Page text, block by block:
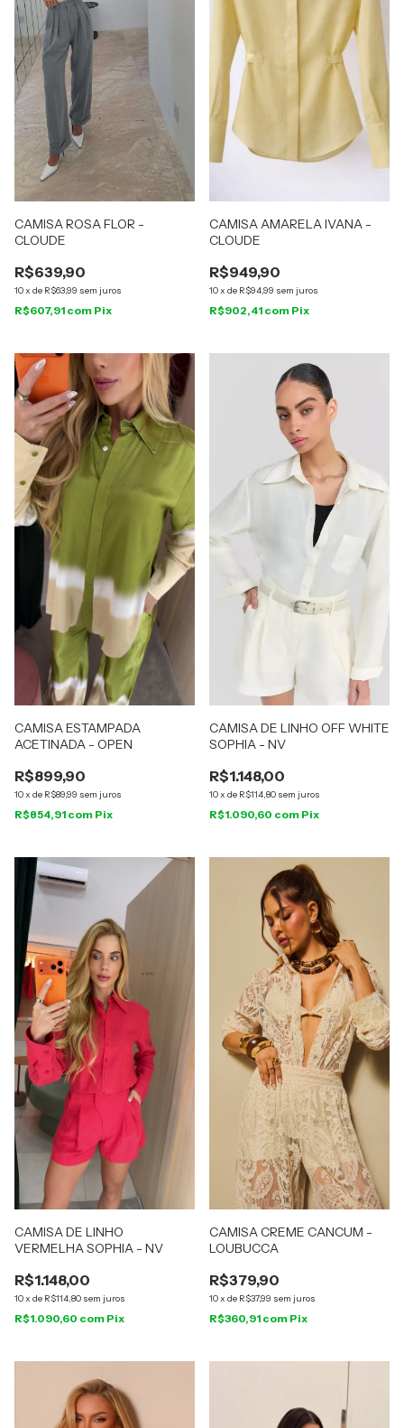
CAMISA ROSA FLOR -
CLOUDE
R$639,90
10x de R$63,99 sem juros
R$607,91 com Pix
CAMISA AMARELA IVANA -
CLOUDE
R$949,90
10x de R$94,99 sem juros
R$902,41 com Pix
CAMISA ESTAMPADA
ACETINADA - OPEN
R$899,90
10x de R$89,99 sem juros
R$854,91 com Pix
CAMISA DE LINHO OFF WHITE
SOPHIA - NV
R$1.148,00
10x de R$114,80 sem juros
R$1.090,60 com Pix
CAMISA DE LINHO
VERMELHA SOPHIA - NV
R$1.148,00
10x de R$114,80 sem juros
R$1.090,60 com Pix
CAMISA CREME CANCUM -
LOUBUCCA
R$379,90
10x de R$37,99 sem juros
R$360,91 com Pix